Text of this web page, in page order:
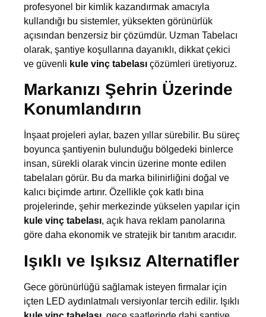
profesyonel bir kimlik kazandırmak amacıyla
kullandığı bu sistemler, yüksekten görünürlük
açısından benzersiz bir çözümdür. Uzman Tabelacı
olarak, şantiye koşullarına dayanıklı, dikkat çekici
ve güvenli kule vinç tabelası çözümleri üretiyoruz.
Markanızı Şehrin Üzerinde
Konumlandırın
İnşaat projeleri aylar, bazen yıllar sürebilir. Bu süreç
boyunca şantiyenin bulunduğu bölgedeki binlerce
insan, sürekli olarak vincin üzerine monte edilen
tabelaları görür. Bu da marka bilinirliğini doğal ve
kalıcı biçimde artırır. Özellikle çok katlı bina
projelerinde, şehir merkezinde yükselen yapılar için
kule vinç tabelası, açık hava reklam panolarına
göre daha ekonomik ve stratejik bir tanıtım aracıdır.
Işıklı ve Işıksız Alternatifler
Gece görünürlüğü sağlamak isteyen firmalar için
içten LED aydınlatmalı versiyonlar tercih edilir. Işıklı